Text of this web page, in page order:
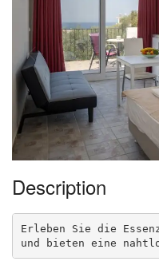
Description
Erleben Sie die
und bieten eine